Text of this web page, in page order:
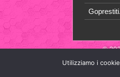
©
Utilizziamo i